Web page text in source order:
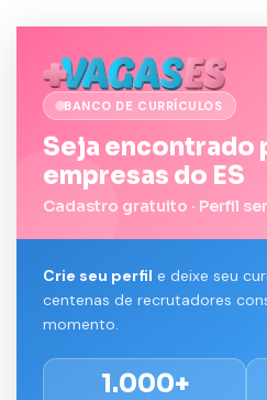
BANCO DE CURRÍCULOS
Seja encontrado
empresas do ES
Cadastro gratuito · Perfil
Crie seu perfil e deixe seu
centenas de recrutadores
momento.
1.000+